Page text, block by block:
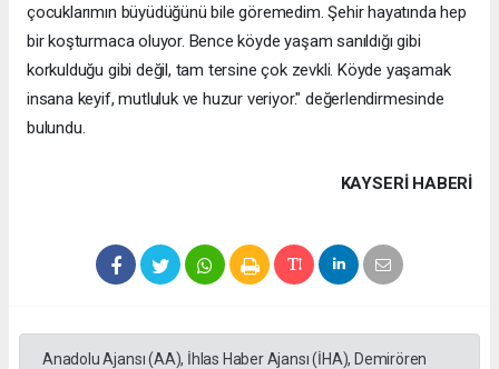
çocuklarımın büyüdüğünü bile göremedim. Şehir hayatında hep
bir koşturmaca oluyor. Bence köyde yaşam sanıldığı gibi
korkulduğu gibi değil, tam tersine çok zevkli. Köyde yaşamak
insana keyif, mutluluk ve huzur veriyor." değerlendirmesinde
bulundu.
KAYSERI HABERİ
Anadolu Ajansı (AA), İhlas Haber Ajansı (İHA), Demirören